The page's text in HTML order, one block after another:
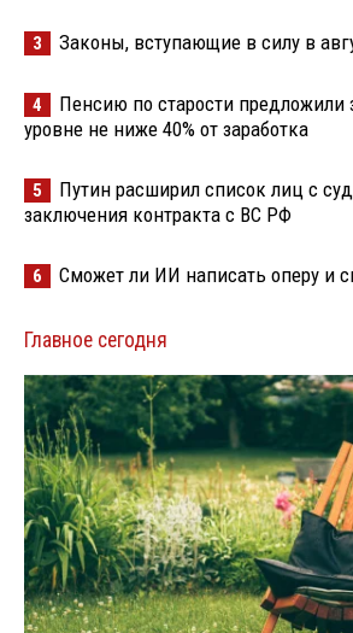
3 Законы, вступающие в силу в
4
Пенсию по старости предложили
уровне не ниже 40% от заработка
5
Путин расширил список лиц с
заключения контракта с ВС РФ
6 Сможет ли ИИ написать оперу и
Главное сегодня